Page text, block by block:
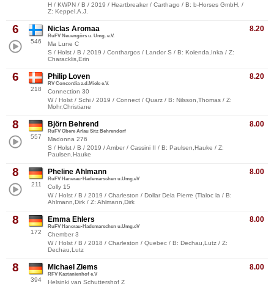
H / KWPN / B / 2019 / Heartbreaker / Carthago / B: b-Horses GmbH, /
Z: Keppel,A.J.
6
546
8.20
Niclas Aromaa
RuFV Neuengörs u. Umg. e.V.
Ma Lune C
S / Holst / B / 2019 / Conthargos / Landor S / B: Kolenda,Inka / Z:
Characklis,Erin
6
218
8.20
Philip Loven
RV Concordia a.d.Miele e.V.
Connection 30
W / Holst / Schi / 2019 / Connect / Quarz / B: Nilsson,Thomas / Z:
Mohr,Christiane
8
557
8.00
Björn Behrend
RuFV Obere Arlau Sitz Behrendorf
Madonna 276
S / Holst / B / 2019 / Amber / Cassini II / B: Paulsen,Hauke / Z:
Paulsen,Hauke
8
211
8.00
Pheline Ahlmann
RuFV Hanerau-Hademarschen u.Umg.eV
Colly 15
W / Holst / B / 2019 / Charleston / Dollar Dela Pierre (Tlaloc la / B:
Ahlmann,Dirk / Z: Ahlmann,Dirk
8
172
8.00
Emma Ehlers
RuFV Hanerau-Hademarschen u.Umg.eV
Chember 3
W / Holst / B / 2018 / Charleston / Quebec / B: Dechau,Lutz / Z:
Dechau,Lutz
8
394
8.00
Michael Ziems
RFV Kastanienhof e.V
Helsinki van Schuttershof Z